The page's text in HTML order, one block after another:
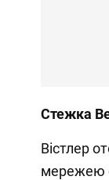
Стежка
Вістлер
мережею